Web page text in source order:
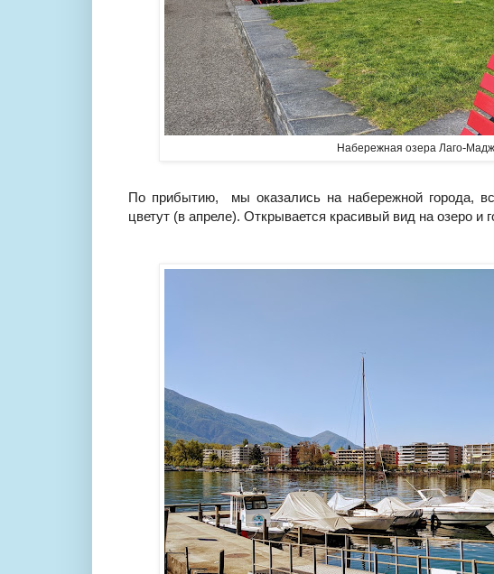
Набережная озера Лаго-
По прибытию, мы оказались на набережной города,
цветут (в апреле). Открывается красивый вид на озеро и